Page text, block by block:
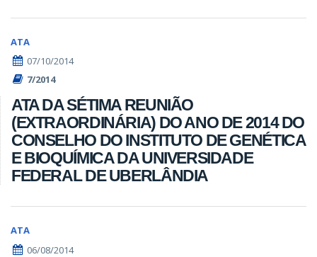
ATA
07/10/2014
7/2014
ATA DA SÉTIMA REUNIÃO
(EXTRAORDINÁRIA) DO ANO DE 2014 DO
CONSELHO DO INSTITUTO DE GENÉTICA
E BIOQUÍMICA DA UNIVERSIDADE
FEDERAL DE UBERLÂNDIA
ATA
06/08/2014